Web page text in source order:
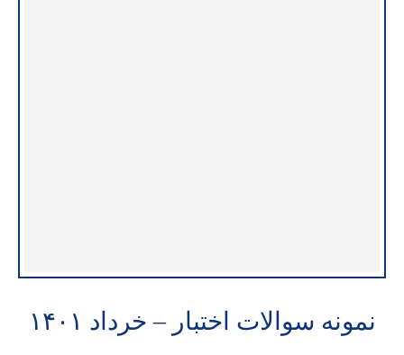
نمونه سوالات اختبار – خرداد ۱۴۰۱